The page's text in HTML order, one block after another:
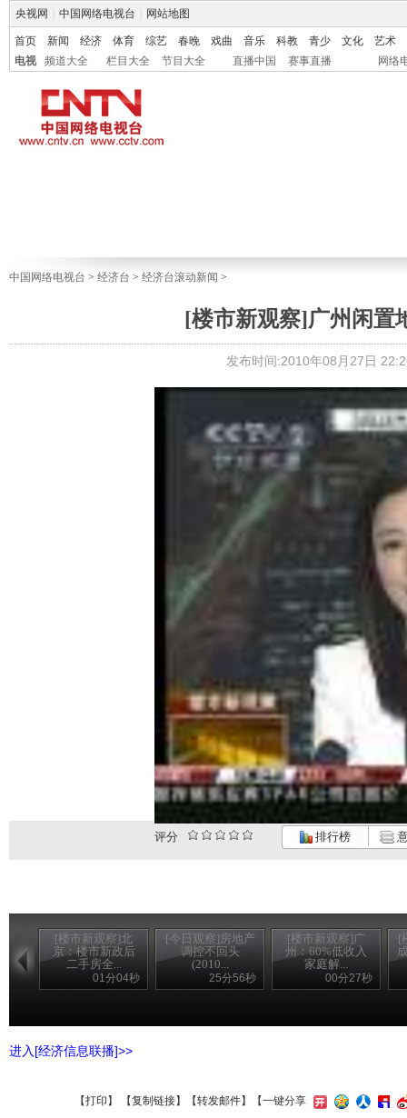
央视网 中国网络电视台 网站地图
首页 新闻 经济 体育 综艺 春晚 戏曲 音乐 科教 青少 文化
艺术
电视
频道大全 栏目大全 节目大全 直播中国 赛事直播 网络
中国网络电视台 > 经济台 > 经济台滚动新闻 >
[楼市新观察]广州闲置
发布时间:2010年08月27日
评分 排行榜
[楼市新观察]北
京：楼市新政后
二手房全...
01分04秒
[今日观察]房地产
调控不回头
(2010...
25分56秒
[楼市新观察]广
州：60%低收入
家庭解...
00分27秒
[
进入[经济信息联播]>>
【打印 】 【复制链接】【转发邮件】 【一键分享